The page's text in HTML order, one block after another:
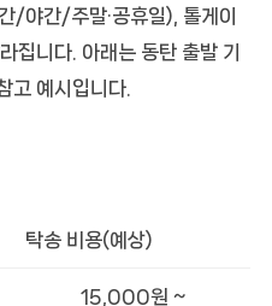
/야간/주말·공휴일), 톨게이
집니다. 아래는 동탄 출발 기
고 예시입니다.
탁송 비용(예상)
15,000원 ~